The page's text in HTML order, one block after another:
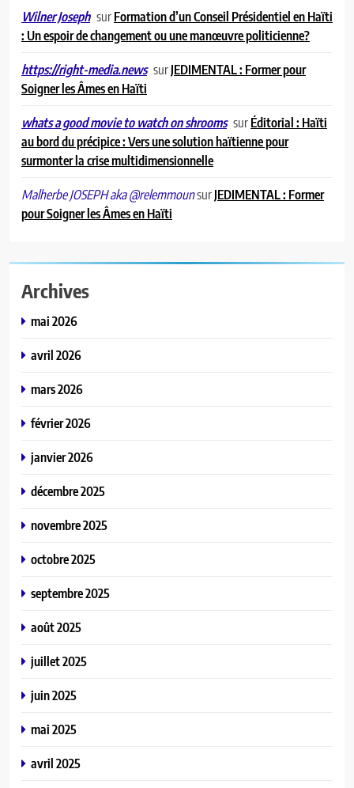
Wilner Joseph surFormation d’un Conseil Présidentiel en Haïti
: Un espoir de changement ou une manœuvre politicienne?
https://right-media.news surJEDIMENTAL : Former pour
Soigner les Âmes en Haïti
whats a good movie to watch on shrooms surÉditorial : Haïti
au bord du précipice : Vers une solution haïtienne pour
surmonter la crise multidimensionnelle
Malherbe JOSEPH aka @relemmounsurJEDIMENTAL : Former
pour Soigner les Âmes en Haïti
Archives
mai 2026
avril 2026
mars 2026
février 2026
janvier 2026
décembre 2025
novembre 2025
octobre 2025
septembre 2025
août 2025
juillet 2025
juin 2025
mai 2025
avril 2025